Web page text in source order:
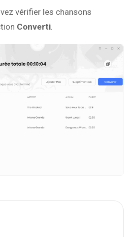
vérifier les chansons
Converti.